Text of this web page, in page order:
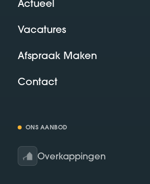
Actueel
Vacatures
Afspraak Maken
Contact
ONS AANBOD
Overkappingen